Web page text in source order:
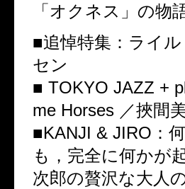
「オクネス」の物
■追悼特集：ライ
セン
■ TOKYO JAZZ +
me Horses ／挾間
■KANJI & JIRO：
も，完全に何かが
次郎の贅沢な大人